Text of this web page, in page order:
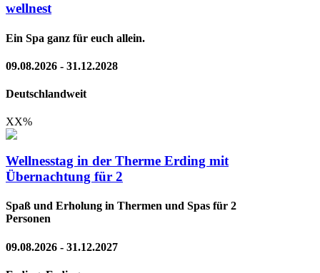
wellnest
Ein Spa ganz für euch allein.
09.08.2026 - 31.12.2028
Deutschlandweit
XX%
Wellnesstag in der Therme Erding mit
Übernachtung für 2
Spaß und Erholung in Thermen und Spas für 2
Personen
09.08.2026 - 31.12.2027